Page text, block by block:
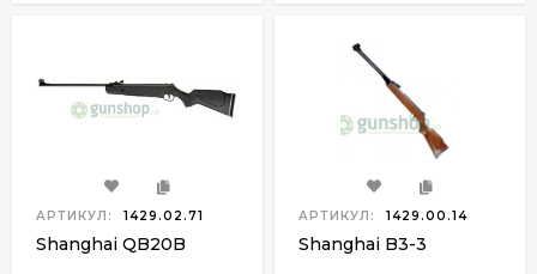
АРТИКУЛ: 1429.02.71
Shanghai QB20B
АРТИКУЛ: 1429.00.14
Shanghai B3-3